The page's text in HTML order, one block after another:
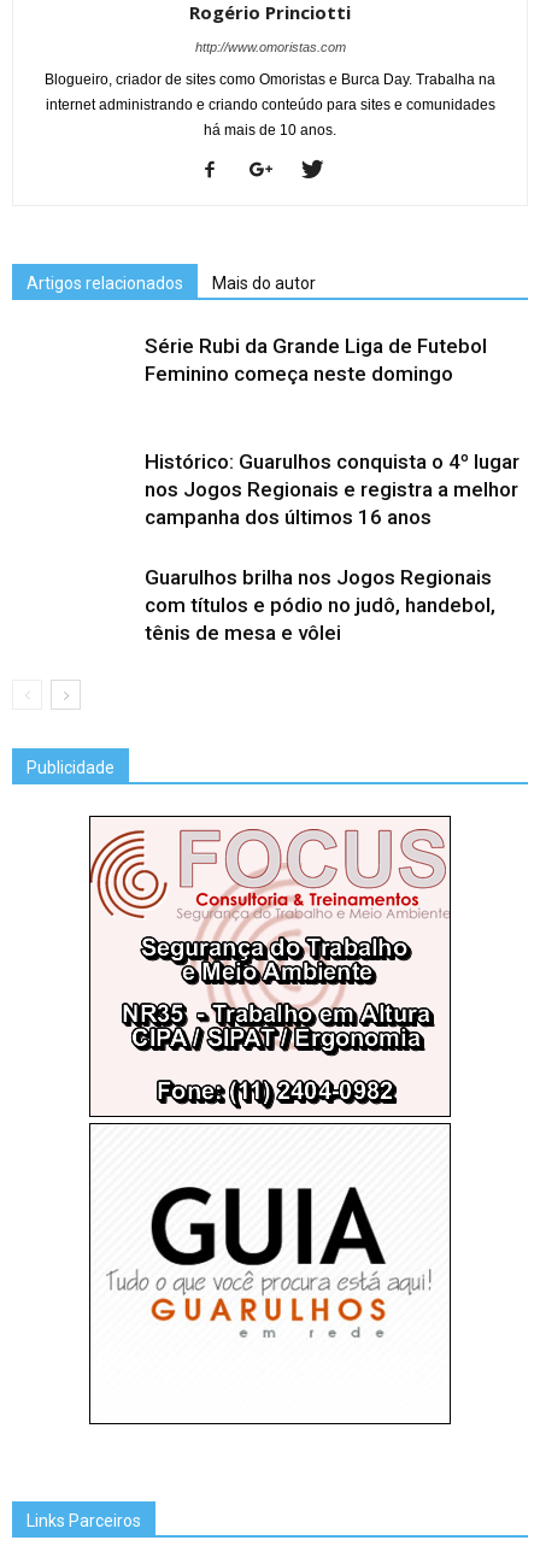
Rogério Princiotti
http://www.omoristas.com
Blogueiro, criador de sites como Omoristas e Burca Day. Trabalha na
internet administrando e criando conteúdo para sites e comunidades
há mais de 10 anos.
Artigos relacionados Mais do autor
Série Rubi da Grande Liga de Futebol
Feminino começa neste domingo
Histórico: Guarulhos conquista o 4º lugar
nos Jogos Regionais e registra a melhor
campanha dos últimos 16 anos
Guarulhos brilha nos Jogos Regionais
com títulos e pódio no judô, handebol,
tênis de mesa e vôlei
Publicidade
Links Parceiros